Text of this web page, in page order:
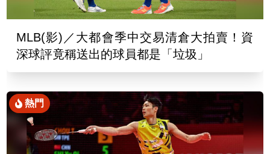
MLB(影)／大都會季中交易清倉大拍賣！資
深球評竟稱送出的球員都是「垃圾」
熱門